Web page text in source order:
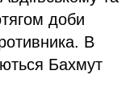
доби
В
Бахмут